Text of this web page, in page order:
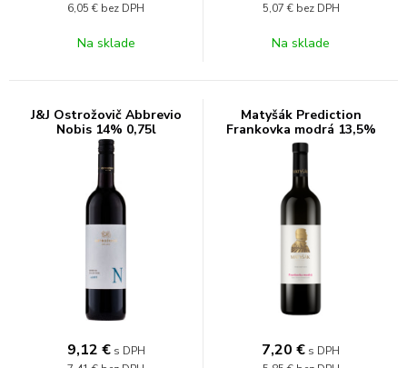
6,05 € bez DPH
Na sklade
5,07 € bez DPH
Na sklade
J&J Ostrožovič Abbrevio
Nobis 14% 0,75l
9,12 € s DPH
Matyšák Prediction
Frankovka modrá 13,5%
0,75l
7,20 € s DPH